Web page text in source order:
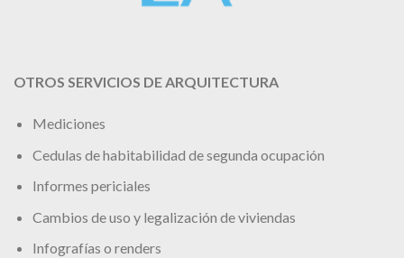
OTROS SERVICIOS DE ARQUITECTURA
Mediciones
Cedulas de habitabilidad de segunda ocupación
Informes periciales
Cambios de uso y legalización de viviendas
Infografías o renders